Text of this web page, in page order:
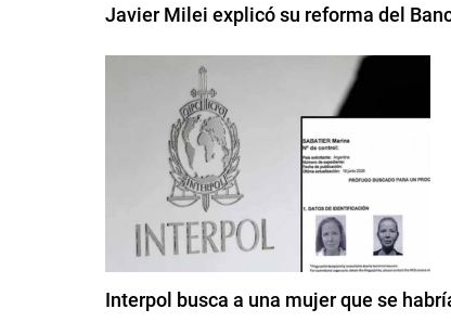
Javier Milei explicó su reforma del
Interpol busca a una mujer que se